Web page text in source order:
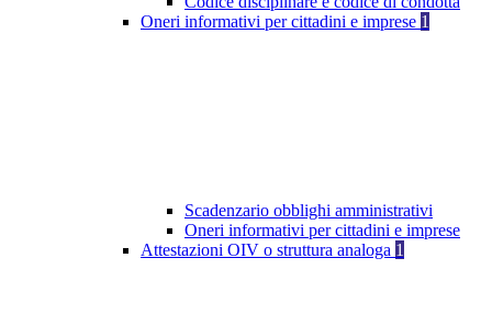
Oneri informativi per cittadini e imprese 1
Scadenzario obblighi amministrativi
Oneri informativi per cittadini e imprese
Attestazioni OIV o struttura analoga 1